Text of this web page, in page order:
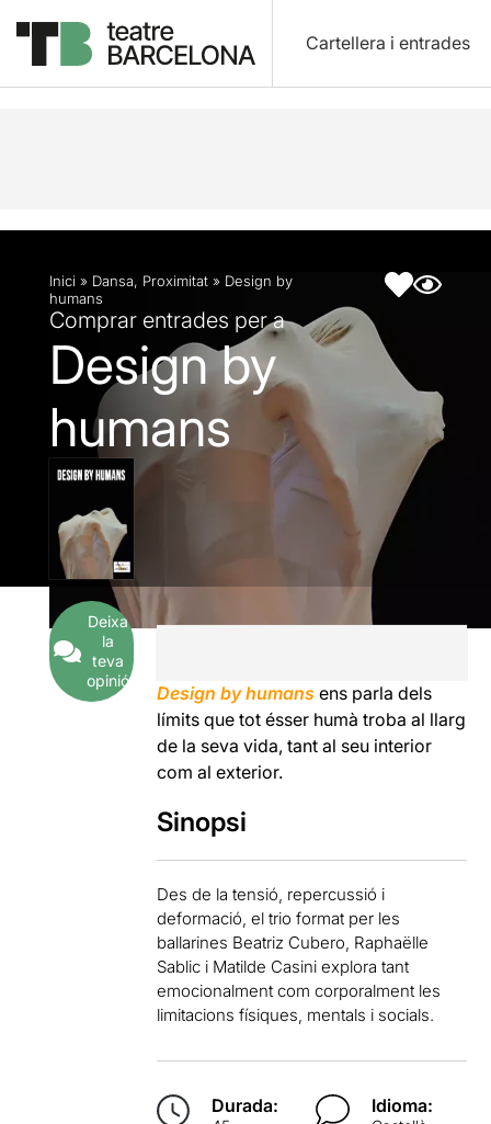
Cartellera i entrades
Descripció Fitxa artística
Inici » Dansa, Proximitat » Design by
humans
Comprar entrades per a
Design by
humans
Deixa
la
teva
opinió
Design by humans ens parla dels
límits que tot ésser humà troba al llarg
de la seva vida, tant al seu interior
com al exterior.
Sinopsi
Des de la tensió, repercussió i
deformació, el trio format per les
ballarines Beatriz Cubero, Raphaëlle
Sablic i Matilde Casini explora tant
emocionalment com corporalment les
limitacions físiques, mentals i socials.
Durada: Idioma: